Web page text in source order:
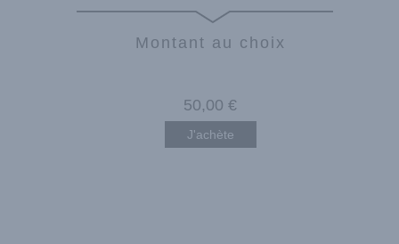
Montant au choix
50,00 €
J'achète